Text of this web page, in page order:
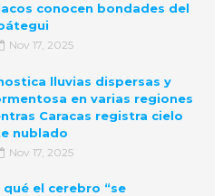
conocen bondades del
Nov 17, 2025
lluvias dispersas y
en varias regiones
Caracas registra cielo
nublado
Nov 17, 2025
qué el cerebro “se